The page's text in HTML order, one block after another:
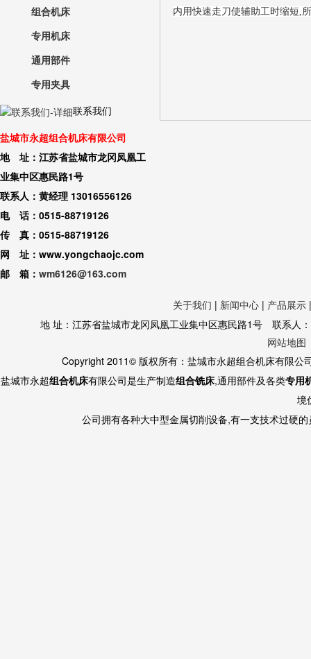
组合机床
专用机床
通用部件
专用夹具
联系我们
盐城市永超组合机床有限公司
地 址：江苏省盐城市龙冈凤凰工
业集中区惠民路1号
联系人：黄经理 13016556126
电 话：0515-88719126
传 真：0515-88719126
网 址：www.yongchaojc.com
邮 箱： wm6126@163.com
内用快速走刀使辅助工时缩短,
关于我们 | 新闻中心 | 产品展示
地 址：江苏省盐城市龙冈凤凰工业集中区惠民路1号 联系
网站地图
Copyright 2011© 版权所有：盐城市永超组合机床有限
盐城市永超组合机床有限公司是生产制造组合铣床,通用部件及各类专用
境
公司拥有各种大中型金属切削设备,有一支技术过硬